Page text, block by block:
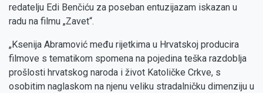
redatelju Edi Benčiću za poseban entuzijazam iskazan u
radu na filmu „Zavet“.
„Ksenija Abramović među rijetkima u Hrvatskoj producira
filmove s tematikom spomena na pojedina teška razdoblja
prošlosti hrvatskog naroda i život Katoličke Crkve, s
osobitim naglaskom na njenu veliku stradalničku dimenziju u